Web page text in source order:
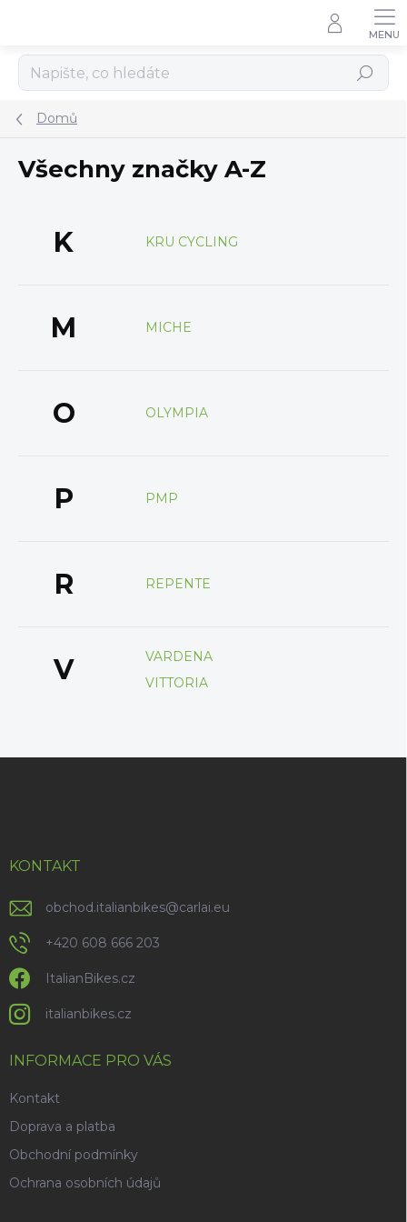
Hledat
Domů
Všechny značky A-Z
K KRU CYCLING
M MICHE
O OLYMPIA
P PMP
R REPENTE
V
VARDENA
VITTORIA
KONTAKT
obchod.italianbikes@carlai.eu
+420 608 666 203
ItalianBikes.cz
italianbikes.cz
INFORMACE PRO VÁS
Kontakt
Doprava a platba
Obchodní podmínky
Ochrana osobních údajů